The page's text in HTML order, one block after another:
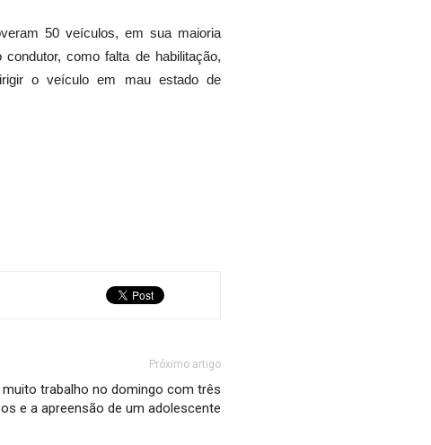
50 veículos, em sua maioria
como falta de habilitação,
o veículo em mau estado de
Próximo artigo
muito trabalho no domingo com três
e a apreensão de um adolescente